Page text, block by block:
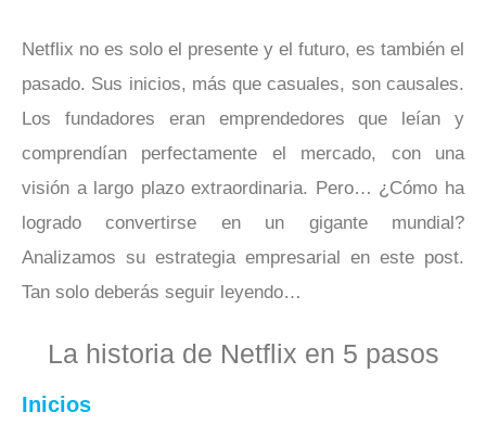
Netflix no es solo el presente y el futuro, es también el
pasado. Sus inicios, más que casuales, son causales.
Los fundadores eran emprendedores que leían y
comprendían perfectamente el mercado, con una
visión a largo plazo extraordinaria. Pero… ¿Cómo ha
logrado convertirse en un gigante mundial?
Analizamos su estrategia empresarial en este post.
Tan solo deberás seguir leyendo…
La historia de Netflix en 5 pasos
Inicios